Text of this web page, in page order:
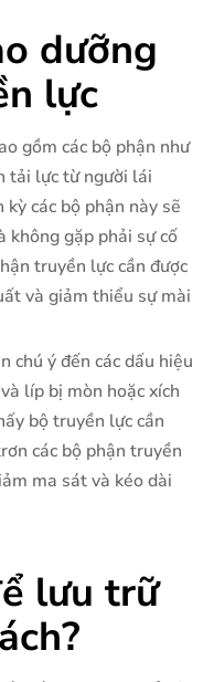
dưỡng
lực
gồm các bộ phận như
tải lực từ người lái
các bộ phận này sẽ
gặp phải sự cố
truyền lực cần được
và giảm thiểu sự mài
chú ý đến các dấu hiệu
líp bị mòn hoặc xích
bộ truyền lực cần
các bộ phận truyền
ma sát và kéo dài
lưu trữ